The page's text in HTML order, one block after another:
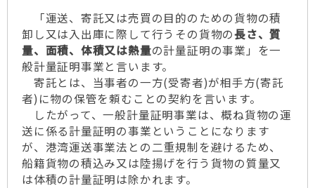
「運送、寄託又は売買の目的のための貨物の積
卸し又は入出庫に際して行うその貨物の長さ、質
量、面積、体積又は熱量の計量証明の事業」を一
般計量証明事業と言います。
寄託とは、当事者の一方(受寄者)が相手方(寄託
者)に物の保管を頼むことの契約を言います。
したがって、一般計量証明事業は、概ね貨物の運
送に係る計量証明の事業ということになります
が、港湾運送事業法との二重規制を避けるため、
船籍貨物の積込み又は陸揚げを行う貨物の質量又
は体積の計量証明は除かれます。